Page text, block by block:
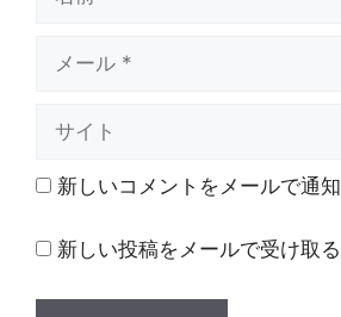
ト 新しいコメントをメールで通知
新しい投稿をメールで受け取る